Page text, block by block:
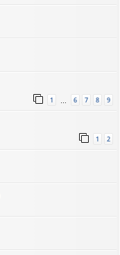
1 … 6 7 8 9
1 2